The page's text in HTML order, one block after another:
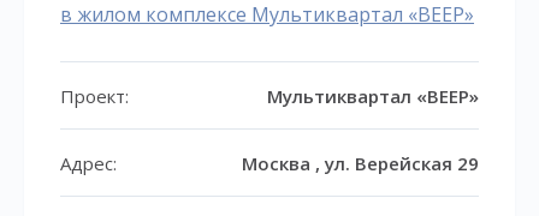
в жилом комплексе Мультиквартал «ВЕЕР»
Проект: Мультиквартал «ВЕЕР»
Адрес: Москва , ул. Верейская 29